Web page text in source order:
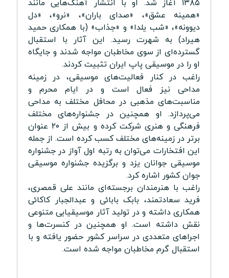
«همینه عشق»، «صدای باران»، «نرو»، «دل
دیوونه»، «شب یلدا» و «جذاب» (با همکاری حمید
هیراد) به شهرت رسید. این آثار با استقبال
گسترده‌ای از سوی مخاطبان مواجه شدند و جایگاه
او را در موسیقی پاپ ایران تثبیت کردند.
راغب در کنار فعالیت‌های موسیقی، در زمینه
مداحی نیز فعال است و در ایام محرم و
مناسبت‌های مذهبی در محافل مختلف به مداحی
می‌پردازد. او همچنین در جشنواره‌های مختلف
فرهنگی و هنری شرکت کرده و بیش از ۲۰ عنوان
برتر در زمینه‌های مختلف کسب کرده است. از جمله
این افتخارات می‌توان به رتبه اول آواز در جشنواره
موسیقی جوانان یزد و برگزیده جشنواره موسیقی
جوان کشور اشاره کرد.
راغب با هنرمندان برجسته‌ای مانند علی قمصری،
فرید سعادتمند، بابک بابائی و عبدالجبار کاکائی
همکاری داشته و در تولید آثار موسیقیایی متنوعی
نقش داشته است. او همچنین در کنسرت‌ها و
اجراهای متعددی در سراسر کشور حضور یافته و با
استقبال گرم مخاطبان مواجه شده است.